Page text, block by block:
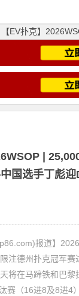
【EV扑克】2026WSOP | 25,000美元单挑
|
国选手丁彪迎
报道】
注德州扑克冠军赛
将在马蹄铁和巴黎
赛（16进8及8进4